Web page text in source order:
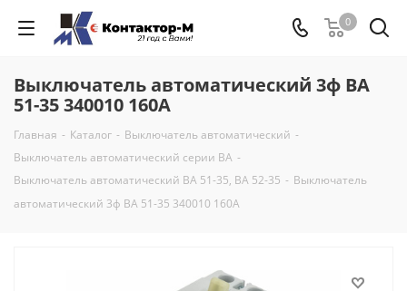
0
Выключатель автоматический 3ф ВА
51-35 340010 160А
Главная - Каталог - Выключатель автоматический -
Выключатель автоматический серии ВА -
Выключатель автоматический ВА 51-35, ВА 52-35 - Выключатель
автоматический 3ф ВА 51-35 340010 160А